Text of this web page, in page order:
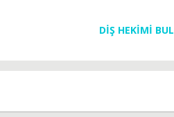
DİŞ HEKİMİ BUL